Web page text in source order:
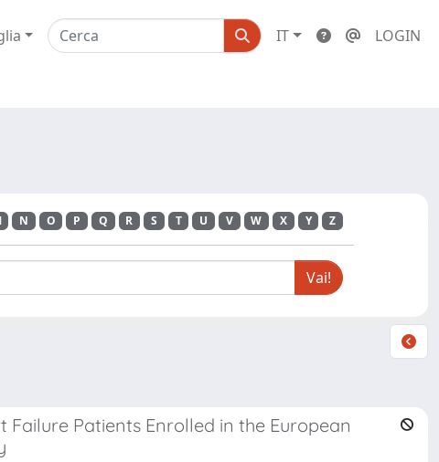
IT LOGIN
N O P Q R S T U V W X Y Z
Patients Enrolled in the European